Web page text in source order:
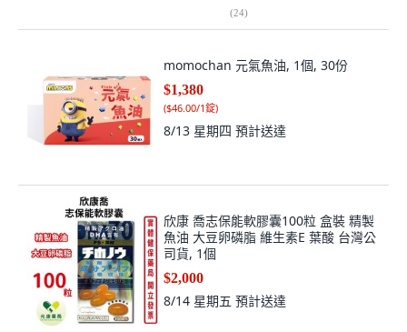
(24)
momochan 元氣魚油, 1個, 30份
$1,380
($46.00/1錠)
8/13 星期四 預計送達
欣康 喬志保能軟膠囊100粒 盒裝 精製
魚油 大豆卵磷脂 維生素E 葉酸 台灣公
司貨, 1個
$2,000
8/14 星期五 預計送達